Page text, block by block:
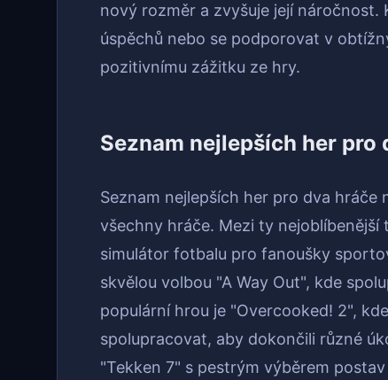
nový rozměr a zvyšuje její
úspěchů nebo se podporovat v
pozitivnímu zážitku ze hry.
Seznam nejlepších her pro
Seznam nejlepších her pro dva hráče
všechny hráče. Mezi ty
simulátor fotbalu pro fanoušky
skvělou volbou "A Way Out", kde
populární hrou je "Overcooked! 2",
spolupracovat, aby dokončili různé
"Tekken 7" s pestrým výběrem